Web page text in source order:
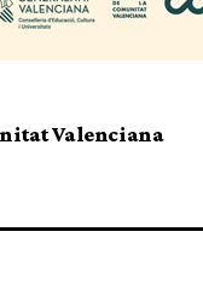
Valenciana